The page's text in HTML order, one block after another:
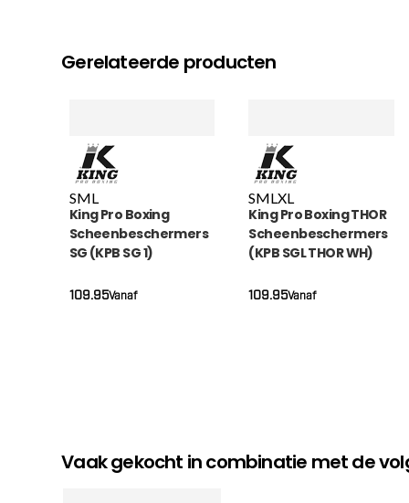
Gerelateerde producten
SML
King Pro Boxing
Scheenbeschermers
SG (KPB SG 1)
Vanaf
109.95
SMLXL
King Pro Boxing THOR
Scheenbeschermers
(KPB SGL THOR WH)
Vanaf
109.95
Vaak gekocht in combinatie met de